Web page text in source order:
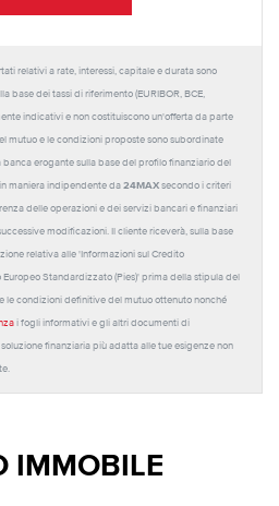
relativi a rate, interessi, capitale e durata sono
base dei tassi di riferimento (EURIBOR, BCE,
indicativi e non costituiscono un'offerta da parte
mutuo e le condizioni proposte sono subordinate
erogante sulla base del profilo finanziario del
maniera indipendente da 24MAX secondo i criteri
delle operazioni e dei servizi bancari e finanziari
modificazioni. Il cliente riceverà, sulla base
relativa alle 'Informazioni sul Credito
Standardizzato (Pies)' prima della stipula del
le condizioni definitive del mutuo ottenuto nonché
i fogli informativi e gli altri documenti di
finanziaria più adatta alle tue esigenze non
IMMOBILE